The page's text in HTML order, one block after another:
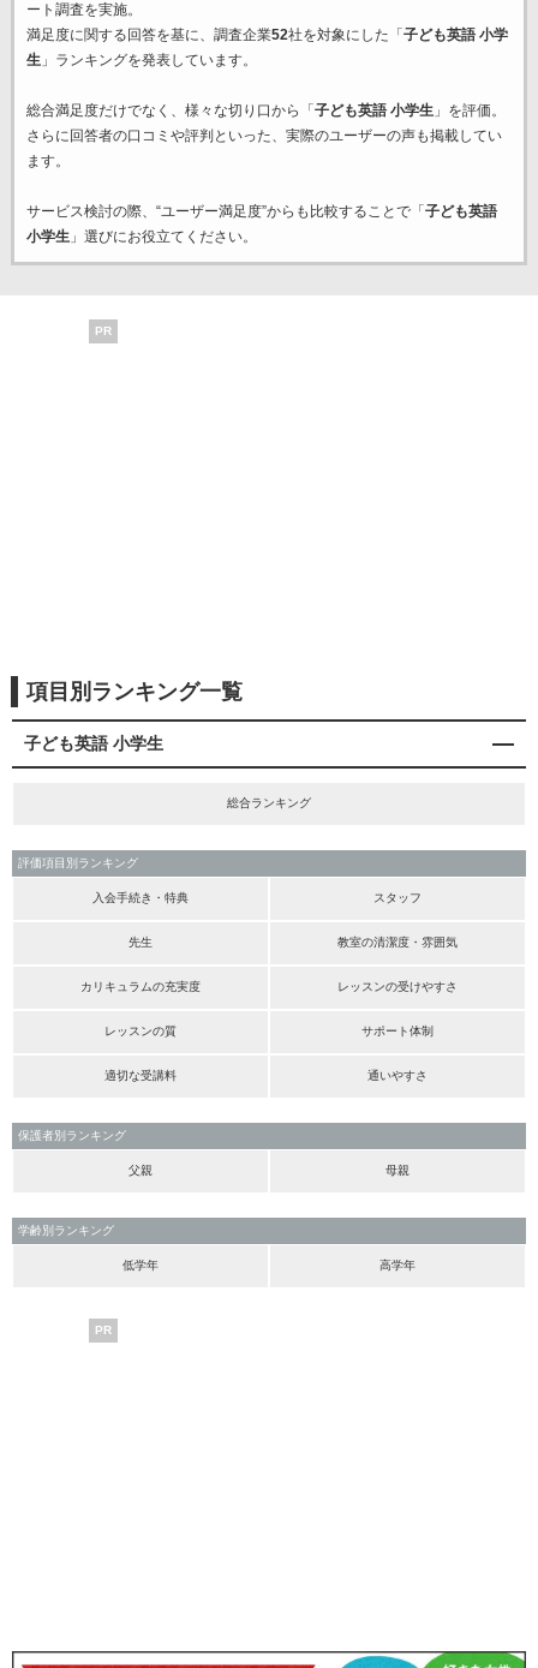
ート調査を実施。
満足度に関する回答を基に、調査企業52社を対象にした「 子ども英語 小学
生」ランキングを発表しています。
総合満足度だけでなく、様々な切り口から「 子ども英語 小学生」を評価。
さらに回答者の口コミや評判といった、実際のユーザーの声も掲載してい
ます。
サービス検討の際、“ユーザー満足度”からも比較することで「 子ども英語
小学生」選びにお役立てください。
PR
項目別ランキング一覧
子ども英語 小学生
総合ランキング
評価項目別ランキング
入会手続き・特典 スタッフ
先生 教室の清潔度・雰囲気
カリキュラムの充実度 レッスンの受けやすさ
レッスンの質 サポート体制
適切な受講料 通いやすさ
保護者別ランキング
父親 母親
学齢別ランキング
低学年 高学年
PR